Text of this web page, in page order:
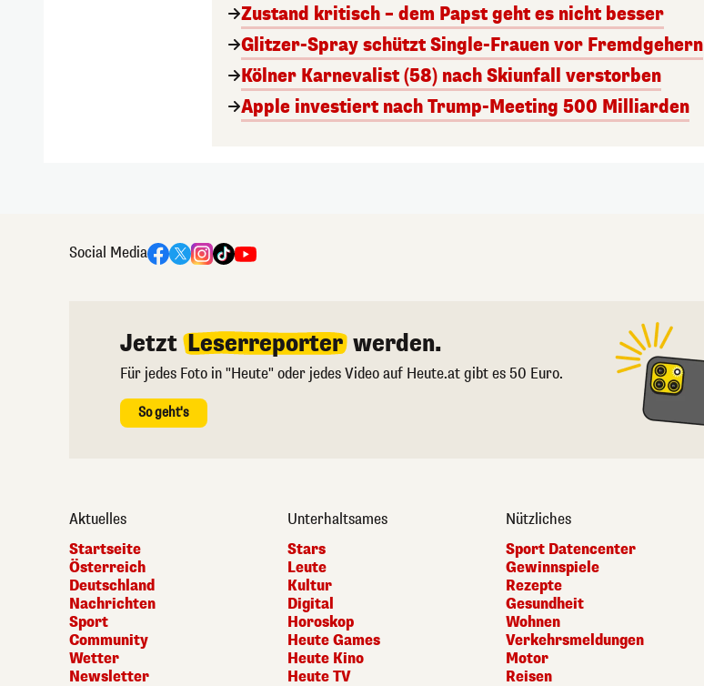
Zustand kritisch – dem Papst geht es nicht besser
Glitzer-Spray schützt Single-Frauen vor Fremdgehern
Kölner Karnevalist (58) nach Skiunfall verstorben
Apple investiert nach Trump-Meeting 500 Milliarden
Social Media
Jetzt Leserreporter werden.
Für jedes Foto in "Heute" oder jedes Video auf Heute.at gibt es 50 Euro.
So geht's
Aktuelles
Startseite
Österreich
Deutschland
Nachrichten
Sport
Community
Wetter
Newsletter
Unterhaltsames
Stars
Leute
Kultur
Digital
Horoskop
Heute Games
Heute Kino
Heute TV
Nützliches
Sport Datencenter
Gewinnspiele
Rezepte
Gesundheit
Wohnen
Verkehrsmeldungen
Motor
Reisen